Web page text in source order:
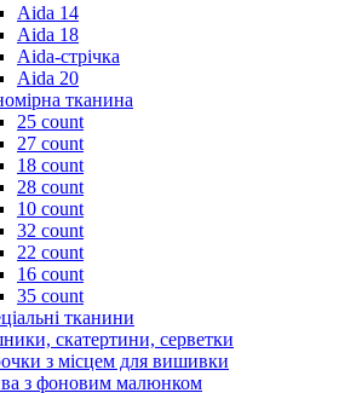
Aida 14
Aida 18
Aida-стрічка
Aida 20
тканина
25 count
27 count
18 count
28 count
10 count
32 count
22 count
16 count
35 count
тканини
скатертини, серветки
з місцем для вишивки
з фоновим малюнком